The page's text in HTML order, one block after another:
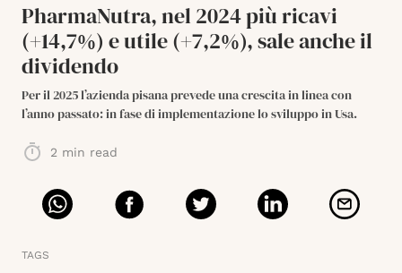
PharmaNutra, nel 2024 più ricavi
(+14,7%) e utile (+7,2%), sale anche il
dividendo
Per il 2025 l’azienda pisana prevede una crescita in linea con
l’anno passato: in fase di implementazione lo sviluppo in Usa.
2 min read
TAGS